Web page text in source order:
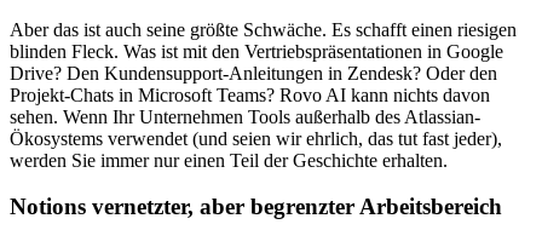
Aber das ist auch seine größte Schwäche. Es schafft einen riesigen
blinden Fleck. Was ist mit den Vertriebspräsentationen in Google
Drive? Den Kundensupport-Anleitungen in Zendesk? Oder den
Projekt-Chats in Microsoft Teams? Rovo AI kann nichts davon
sehen. Wenn Ihr Unternehmen Tools außerhalb des Atlassian-
Ökosystems verwendet (und seien wir ehrlich, das tut fast jeder),
werden Sie immer nur einen Teil der Geschichte erhalten.
Notions vernetzter, aber begrenzter Arbeitsbereich